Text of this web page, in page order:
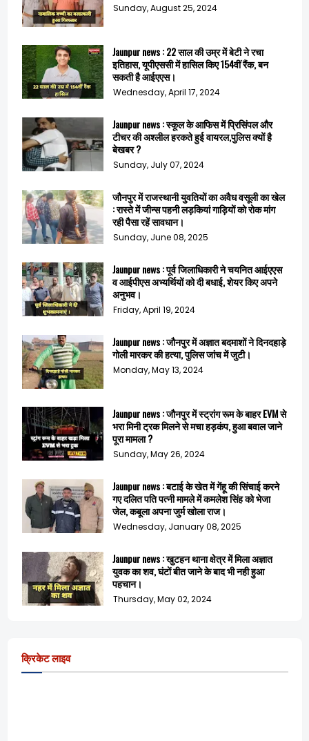
Sunday, August 25, 2024
Jaunpur news : 22 साल की उम्र में बेटी ने रचा
इतिहास, यूपीएससी में हासिल किए 154वीं रैंक, बन
सकती है आईएएस।
Wednesday, April 17, 2024
Jaunpur news : स्कूल के आफिस में प्रिसिंपल और
टीचर की अश्लील हरकते हुई वायरल,पुलिस क्यों है
बेखबर ?
Sunday, July 07, 2024
जौनपुर में राजस्थानी युवतियों का अवैध वसूली का खेल
: रास्ते में जीन्स पहनी लड़कियां गाड़ियों को रोक मांग
रही पैसा रहें सावधान।
Sunday, June 08, 2025
Jaunpur news : पूर्व जिलाधिकारी ने चयनित आईएएस
व आईपीएस अभ्यर्थियों को दी बधाई, शेयर किए अपने
अनुभव।
Friday, April 19, 2024
Jaunpur news : जौनपुर में अज्ञात बदमाशों ने दिनदहाड़े
गोली मारकर की हत्या, पुलिस जांच में जुटी।
Monday, May 13, 2024
Jaunpur news : जौनपुर में स्ट्रांग रूम के बाहर EVM से
भरा मिनी ट्रक मिलने से मचा हड़कंप, हुआ बवाल जाने
पूरा मामला ?
Sunday, May 26, 2024
Jaunpur news : बटाई के खेत में गेंहू की सिंचाई करने
गए दलित पति पत्नी मामले में कमलेश सिंह को भेजा
जेल, कबूला अपना जुर्म खोला राज।
Wednesday, January 08, 2025
Jaunpur news : खुटहन थाना क्षेत्र में मिला अज्ञात
युवक का शव, घंटों बीत जाने के बाद भी नही हुआ
पहचान।
Thursday, May 02, 2024
क्रिकेट लाइव